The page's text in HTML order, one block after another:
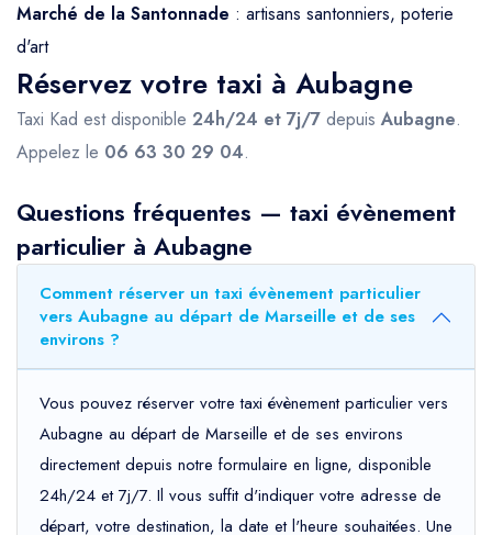
Marché de la Santonnade : artisans santonniers, poterie
d'art
Réservez votre taxi à Aubagne
Taxi Kad est disponible 24h/24 et 7j/7 depuis Aubagne.
Appelez le 06 63 30 29 04.
Questions fréquentes — taxi évènement
particulier à Aubagne
Comment réserver un taxi évènement particulier
vers Aubagne au départ de Marseille et de ses
environs ?
Vous pouvez réserver votre taxi évènement particulier vers
Aubagne au départ de Marseille et de ses environs
directement depuis notre formulaire en ligne, disponible
24h/24 et 7j/7. Il vous suffit d'indiquer votre adresse de
départ, votre destination, la date et l'heure souhaitées. Une